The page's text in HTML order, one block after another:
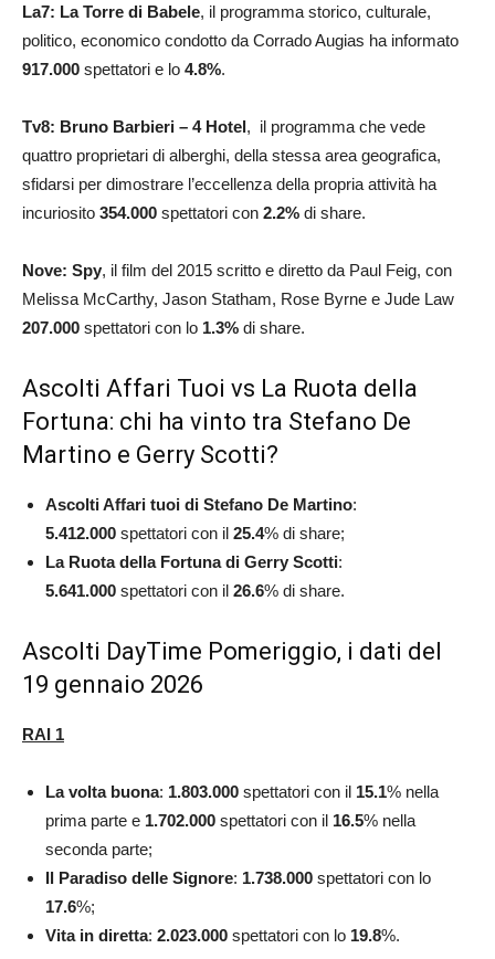
La7: La Torre di Babele, il programma storico, culturale,
politico, economico condotto da Corrado Augias ha informato
917.000 spettatori e lo 4.8%.
Tv8: Bruno Barbieri – 4 Hotel, il programma che vede
quattro proprietari di alberghi, della stessa area geografica,
sfidarsi per dimostrare l’eccellenza della propria attività ha
incuriosito 354.000 spettatori con 2.2% di share.
Nove: Spy, il film del 2015 scritto e diretto da Paul Feig, con
Melissa McCarthy, Jason Statham, Rose Byrne e Jude Law
207.000 spettatori con lo 1.3% di share.
Ascolti Affari Tuoi vs La Ruota della
Fortuna: chi ha vinto tra Stefano De
Martino e Gerry Scotti?
Ascolti Affari tuoi di Stefano De Martino:
5.412.000 spettatori con il 25.4% di share;
La Ruota della Fortuna di Gerry Scotti:
5.641.000 spettatori con il 26.6% di share.
Ascolti DayTime Pomeriggio, i dati del
19 gennaio 2026
RAI 1
La volta buona: 1.803.000 spettatori con il 15.1% nella
prima parte e 1.702.000 spettatori con il 16.5% nella
seconda parte;
Il Paradiso delle Signore: 1.738.000 spettatori con lo
17.6%;
Vita in diretta: 2.023.000 spettatori con lo 19.8%.